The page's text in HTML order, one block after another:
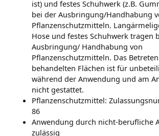
ist) und festes Schuhwerk (z.B.
bei der Ausbringung/Handhabung
Pflanzenschutzmitteln.
Hose und festes Schuhwerk tragen
Ausbringung/ Handhabung von
Pflanzenschutzmitteln. Das
behandelten Flächen ist für
während der Anwendung und am
nicht gestattet.
Pflanzenschutzmittel:
86
Anwendung durch nicht-berufliche
zulässig